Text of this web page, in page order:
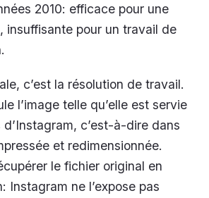
2010: efficace pour une
insuffisante pour un travail de
c’est la résolution de travail.
l’image telle qu’elle est servie
c’est-à-dire dans
et redimensionnée.
le fichier original en
Instagram ne l’expose pas